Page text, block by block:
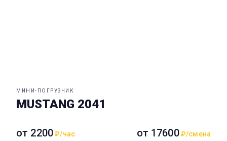
МИНИ-ПОГРУЗЧИК
MUSTANG 2041
от 2200₽/час от 17600₽/смена